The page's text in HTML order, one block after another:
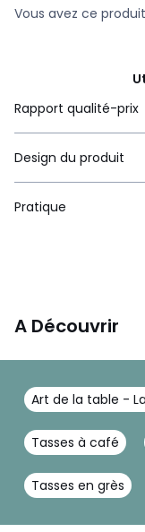
Vous avez ce
Rapport qualité-prix
Design du produit
Pratique
A Découvrir
Art de la table -
Tasses à café
Tasses en grès